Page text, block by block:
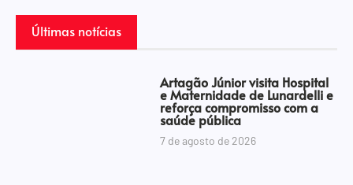
Últimas notícias
Artagão Júnior visita Hospital
e Maternidade de Lunardelli e
reforça compromisso com a
saúde pública
7 de agosto de 2026